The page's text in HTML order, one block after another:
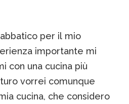
per il mio
importante mi
con una cucina più
vorrei comunque
cucina, che considero